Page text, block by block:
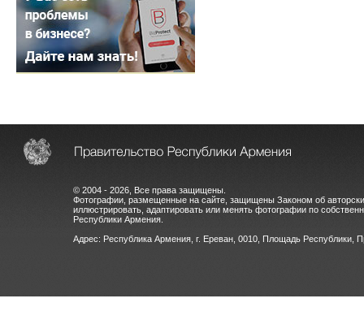
© 2004 - 2026, Все права защищены.
Фотографии, размещенные на сайте, защищены Законом об
иллюстрировать, адаптировать или менять фотографии по
Республики Армения.
Адрес: Республика Армения, г. Ереван, 0010, Площадь Республики,